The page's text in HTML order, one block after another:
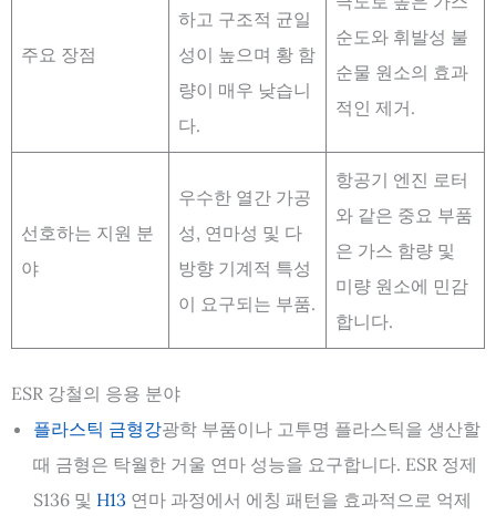
주요 장점
하고 구조적 균일
성이 높으며 황 함
량이 매우 낮습니
다.
순도와 휘발성 불
순물 원소의 효과
적인 제거.
선호하는 지원 분
야
우수한 열간 가공
성, 연마성 및 다
방향 기계적 특성
이 요구되는 부품.
항공기 엔진 로터
와 같은 중요 부품
은 가스 함량 및
미량 원소에 민감
합니다.
ESR 강철의 응용 분야
플라스틱 금형강광학 부품이나 고투명 플라스틱을 생산할
때 금형은 탁월한 거울 연마 성능을 요구합니다. ESR 정제
S136 및 H13 연마 과정에서 에칭 패턴을 효과적으로 억제